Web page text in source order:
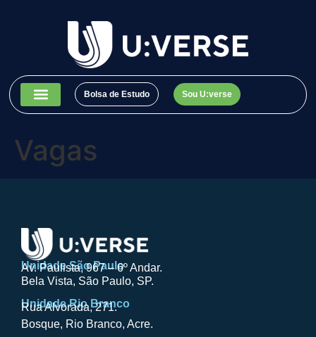
Bolsa de Estudo Sou U:verse
Vagas
Unidade São Paulo
Av. Paulista, 967 – 6º Andar.
Bela Vista, São Paulo, SP.
Unidade Rio Branco
Rua Alvorada, 271.
Bosque, Rio Branco, Acre.